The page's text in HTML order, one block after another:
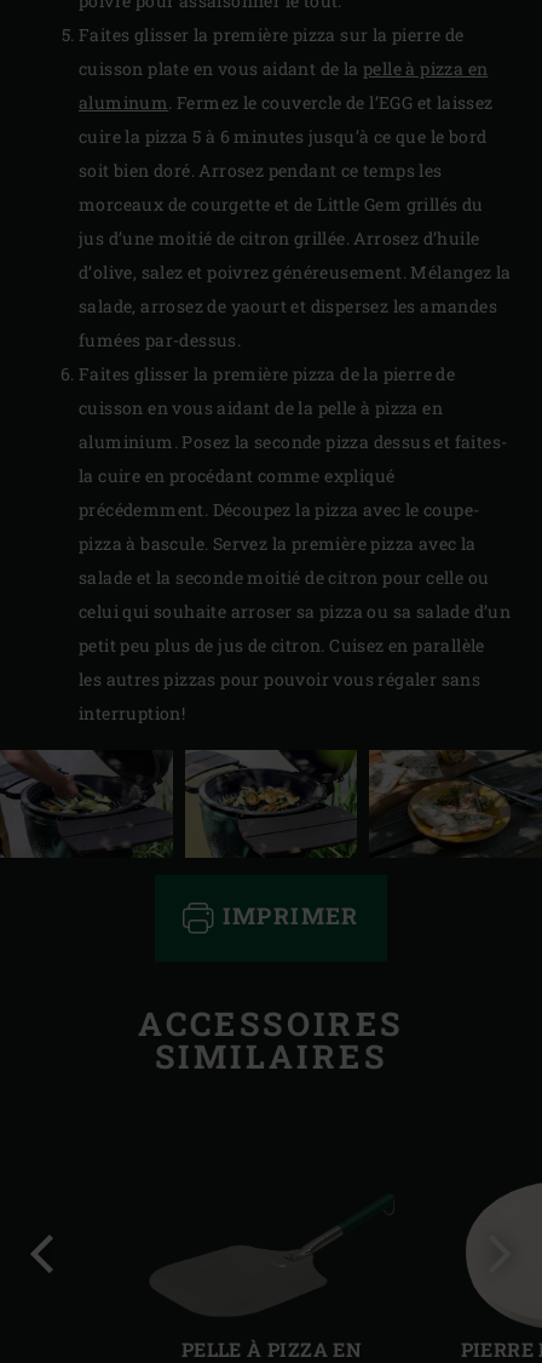
Faites glisser la première pizza sur la pierre de
cuisson plate en vous aidant de la pelle à pizza en
aluminum. Fermez le couvercle de l’EGG et laissez
cuire la pizza 5 à 6 minutes jusqu’à ce que le bord
soit bien doré. Arrosez pendant ce temps les
morceaux de courgette et de Little Gem grillés du
jus d’une moitié de citron grillée. Arrosez d’huile
d’olive, salez et poivrez généreusement. Mélangez la
salade, arrosez de yaourt et dispersez les amandes
fumées par-dessus.
Faites glisser la première pizza de la pierre de
cuisson en vous aidant de la pelle à pizza en
aluminium. Posez la seconde pizza dessus et faites-
la cuire en procédant comme expliqué
précédemment. Découpez la pizza avec le coupe-
pizza à bascule. Servez la première pizza avec la
salade et la seconde moitié de citron pour celle ou
celui qui souhaite arroser sa pizza ou sa salade d’un
petit peu plus de jus de citron. Cuisez en parallèle
les autres pizzas pour pouvoir vous régaler sans
interruption!
IMPRIMER
ACCESSOIRES
SIMILAIRES
PELLE À PIZZA EN
PIERRE